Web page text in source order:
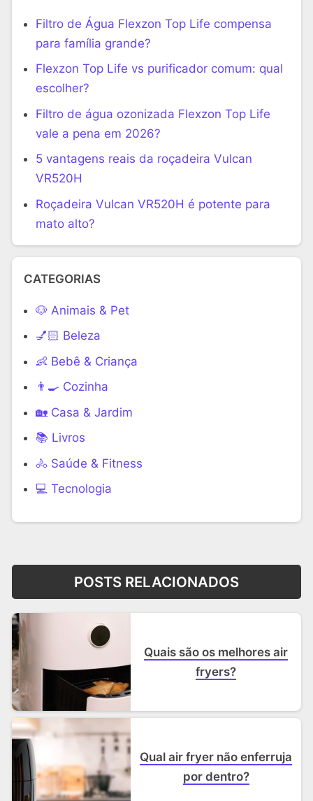
Filtro de Água Flexzon Top Life compensa
para família grande?
Flexzon Top Life vs purificador comum: qual
escolher?
Filtro de água ozonizada Flexzon Top Life
vale a pena em 2026?
5 vantagens reais da roçadeira Vulcan
VR520H
Roçadeira Vulcan VR520H é potente para
mato alto?
CATEGORIAS
🐶 Animais & Pet
💅🏻 Beleza
👶 Bebê & Criança
👨‍🍳 Cozinha
🏡 Casa & Jardim
📚 Livros
🚴 Saúde & Fitness
‍💻 Tecnologia
POSTS RELACIONADOS
Quais são os melhores air
fryers?
Qual air fryer não enferruja
por dentro?